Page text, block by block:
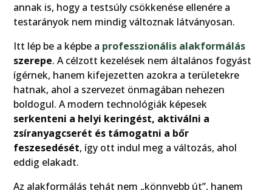
annak is, hogy a testsúly csökkenése ellenére a
testarányok nem mindig változnak látványosan.
Itt lép be a képbe a professzionális alakformálás
szerepe. A célzott kezelések nem általános fogyást
ígérnek, hanem kifejezetten azokra a területekre
hatnak, ahol a szervezet önmagában nehezen
boldogul. A modern technológiák képesek
serkenteni a helyi keringést, aktiválni a
zsíranyagcserét és támogatni a bőr
feszesedését, így ott indul meg a változás, ahol
eddig elakadt.
Az alakformálás tehát nem „könnyebb út”, hanem